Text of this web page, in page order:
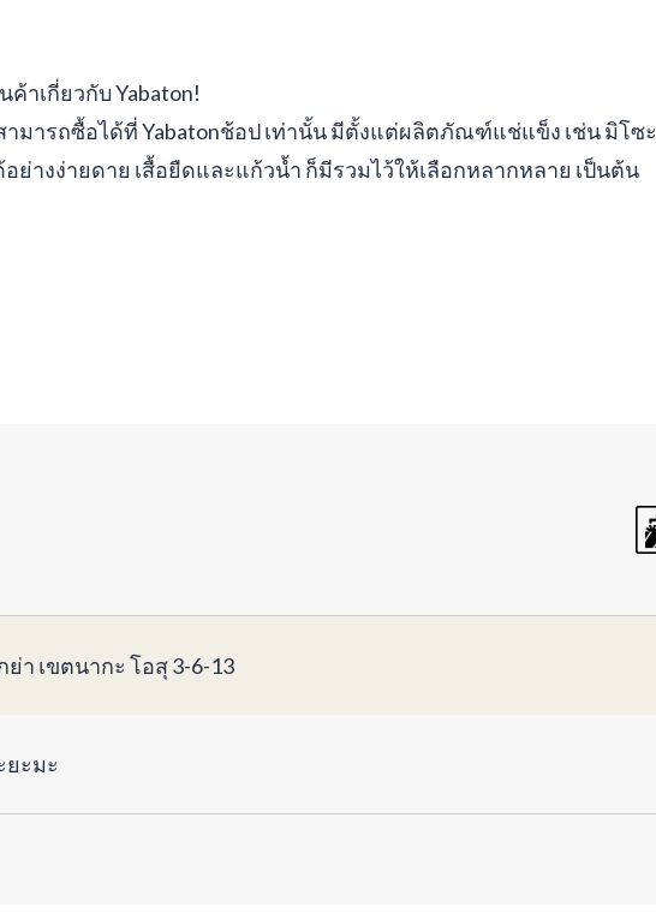
าเกี่ยวกับ Yabaton!
ามารถซื้อได้ที่ Yabatonช้อป เท่านั้น มีตั้งแต่ผลิตภัณฑ์แช่แข็ง เช่น มิโซะ
ย่างง่ายดาย เสื้อยืดและแก้วน้ำ ก็มีรวมไว้ให้เลือกหลากหลาย เป็นต้น
ย่า เขตนากะ โอสุ 3-6-13
ยะมะ